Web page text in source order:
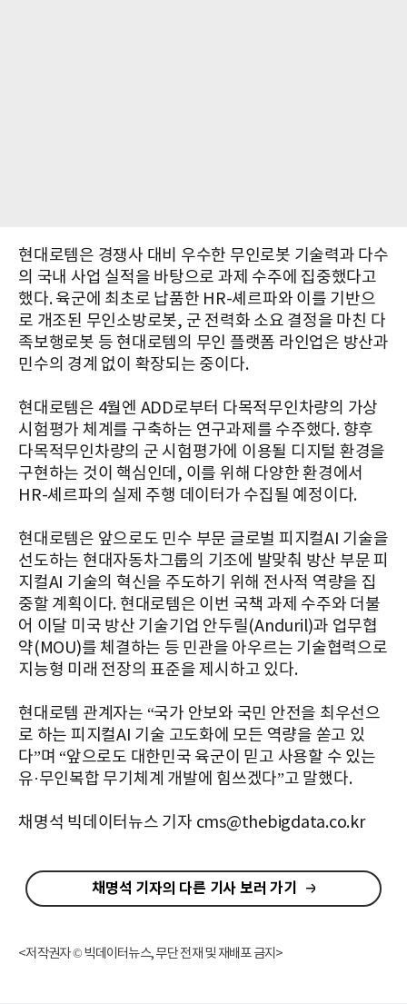
현대로템은 경쟁사 대비 우수한 무인로봇 기술력과 다수
의 국내 사업 실적을 바탕으로 과제 수주에 집중했다고
했다. 육군에 최초로 납품한 HR-셰르파와 이를 기반으
로 개조된 무인소방로봇, 군 전력화 소요 결정을 마친 다
족보행로봇 등 현대로템의 무인 플랫폼 라인업은 방산과
민수의 경계 없이 확장되는 중이다.
현대로템은 4월엔 ADD로부터 다목적무인차량의 가상
시험평가 체계를 구축하는 연구과제를 수주했다. 향후
다목적무인차량의 군 시험평가에 이용될 디지털 환경을
구현하는 것이 핵심인데, 이를 위해 다양한 환경에서
HR-셰르파의 실제 주행 데이터가 수집될 예정이다.
현대로템은 앞으로도 민수 부문 글로벌 피지컬AI 기술을
선도하는 현대자동차그룹의 기조에 발맞춰 방산 부문 피
지컬AI 기술의 혁신을 주도하기 위해 전사적 역량을 집
중할 계획이다. 현대로템은 이번 국책 과제 수주와 더불
어 이달 미국 방산 기술기업 안두릴(Anduril)과 업무협
약(MOU)를 체결하는 등 민관을 아우르는 기술협력으로
지능형 미래 전장의 표준을 제시하고 있다.
현대로템 관계자는 “국가 안보와 국민 안전을 최우선으
로 하는 피지컬AI 기술 고도화에 모든 역량을 쏟고 있
다”며 “앞으로도 대한민국 육군이 믿고 사용할 수 있는
유·무인복합 무기체계 개발에 힘쓰겠다”고 말했다.
채명석 빅데이터뉴스 기자 cms@thebigdata.co.kr
채명석 기자의 다른 기사 보러 가기
<저작권자 © 빅데이터뉴스, 무단 전재 및 재배포 금지>